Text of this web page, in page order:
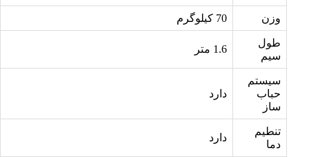
وزن
طول
سیم
1.6 متر
سیستم
حباب
ساز
دارد
تنطیم
دما
دارد